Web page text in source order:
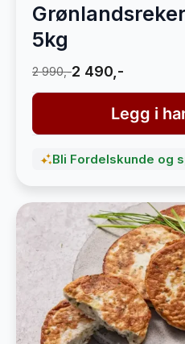
5kg
2 990,-2 490,-
Legg i
Bli Fordelskunde og